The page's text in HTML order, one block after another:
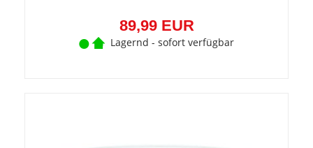
89,99 EUR
Lagernd - sofort verfügbar